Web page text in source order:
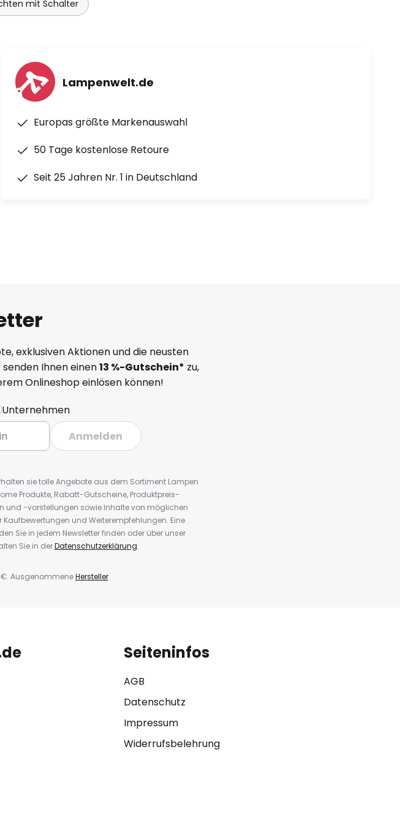
mit Schalter
Lampenwelt.de
Europas größte Markenauswahl
50 Tage kostenlose Retoure
Seit 25 Jahren Nr. 1 in Deutschland
exklusiven Aktionen und die neusten
Ihnen einen13 %-Gutschein* zu,
Onlineshop einlösen können!
Unternehmen
Anmelden
sie tolle Angebote aus dem Sortiment Lampen
Produkte, Rabatt-Gutscheine, Produktpreis-
und -vorstellungen sowie Inhalte von möglichen
und Weiterempfehlungen. Eine
Sie in jedem Newsletter finden oder über unser
Sie in derDatenschutzerklärung.
AusgenommeneHersteller.
Seiteninfos
AGB
Datenschutz
Impressum
Widerrufsbelehrung